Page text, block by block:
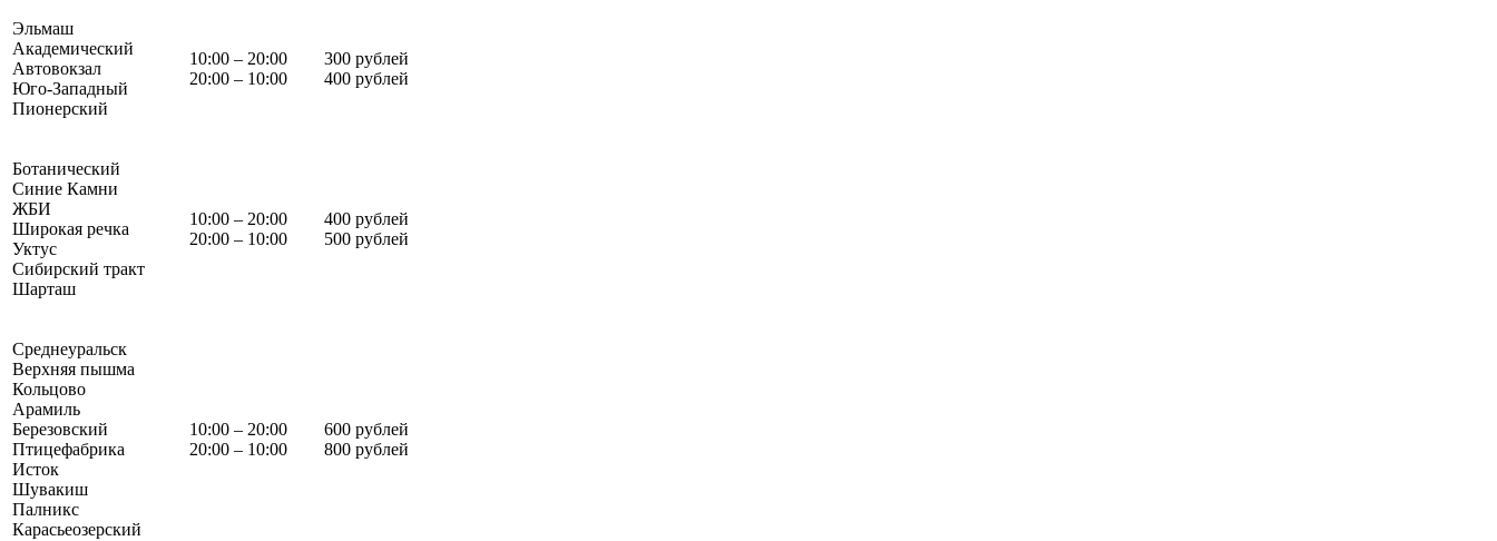
Эльмаш
Академический
Автовокзал
Юго-Западный
Пионерский
10:00 – 20:00
20:00 – 10:00
300 рублей
400 рублей
Ботанический
Синие Камни
ЖБИ
Широкая речка
Уктус
Сибирский тракт
Шарташ
10:00 – 20:00
20:00 – 10:00
400 рублей
500 рублей
Среднеуральск
Верхняя пышма
Кольцово
Арамиль
Березовский
Птицефабрика
Исток
Шувакиш
Палникс
Карасьеозерский
10:00 – 20:00
20:00 – 10:00
600 рублей
800 рублей